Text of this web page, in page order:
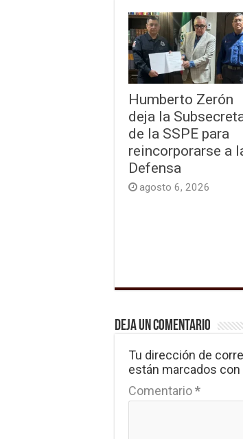
Humberto Zerón
deja la
de la SSPE para
reincorporarse a
Defensa
agosto 6, 2026
Deja un comentario
Tu dirección de
están marcados con
Comentario*